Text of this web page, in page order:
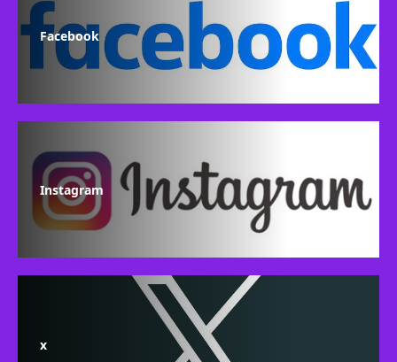
Facebook
Instagram
x